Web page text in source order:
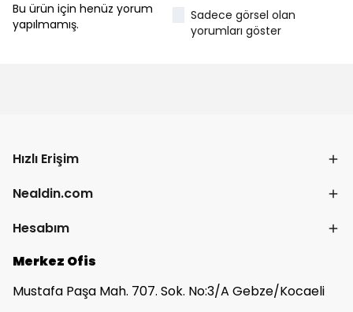
Bu ürün için henüz yorum
yapılmamış.
Sadece görsel olan
yorumları göster
Hızlı Erişim
Nealdin.com
Hesabım
Merkez Ofis
Mustafa Paşa Mah. 707. Sok. No:3/A Gebze/Kocaeli